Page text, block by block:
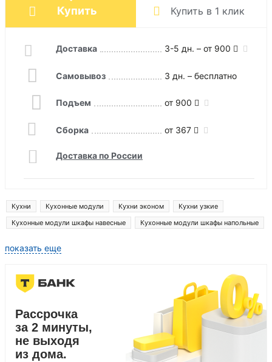
Купить Купить в 1 клик
Доставка 3-5 дн. – от 900
Самовывоз 3 дн. – бесплатно
Подъем от 900
Сборка от 367
Доставка по России
Кухни Кухонные модули Кухни эконом
Кухни узкие
Кухонные модули шкафы навесные
Кухонные модули шкафы напольные
показать еще
Рассрочка
за 2 минуты,
не выходя
из дома.